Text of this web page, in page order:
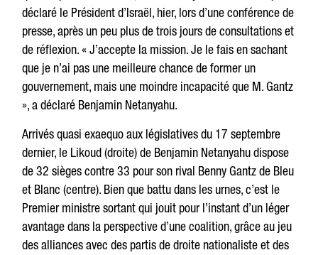
déclaré le Président d’Israël, hier, lors d’une conférence de
presse, après un peu plus de trois jours de consultations et
de réflexion. « J’accepte la mission. Je le fais en sachant
que je n’ai pas une meilleure chance de former un
gouvernement, mais une moindre incapacité que M. Gantz
», a déclaré Benjamin Netanyahu.
Arrivés quasi exaequo aux législatives du 17 septembre
dernier, le Likoud (droite) de Benjamin Netanyahu dispose
de 32 sièges contre 33 pour son rival Benny Gantz de Bleu
et Blanc (centre). Bien que battu dans les urnes, c’est le
Premier ministre sortant qui jouit pour l’instant d’un léger
avantage dans la perspective d’une coalition, grâce au jeu
des alliances avec des partis de droite nationaliste et des